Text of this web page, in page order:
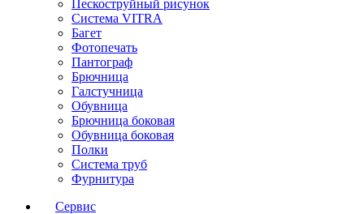
Пескоструйный рисунок
Система VITRA
Багет
Фотопечать
Пантограф
Брючница
Галстучница
Обувница
Брючница боковая
Обувница боковая
Полки
Система труб
Фурнитура
Сервис